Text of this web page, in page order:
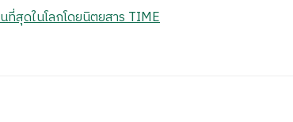
สุดในโลกโดยนิตยสาร TIME